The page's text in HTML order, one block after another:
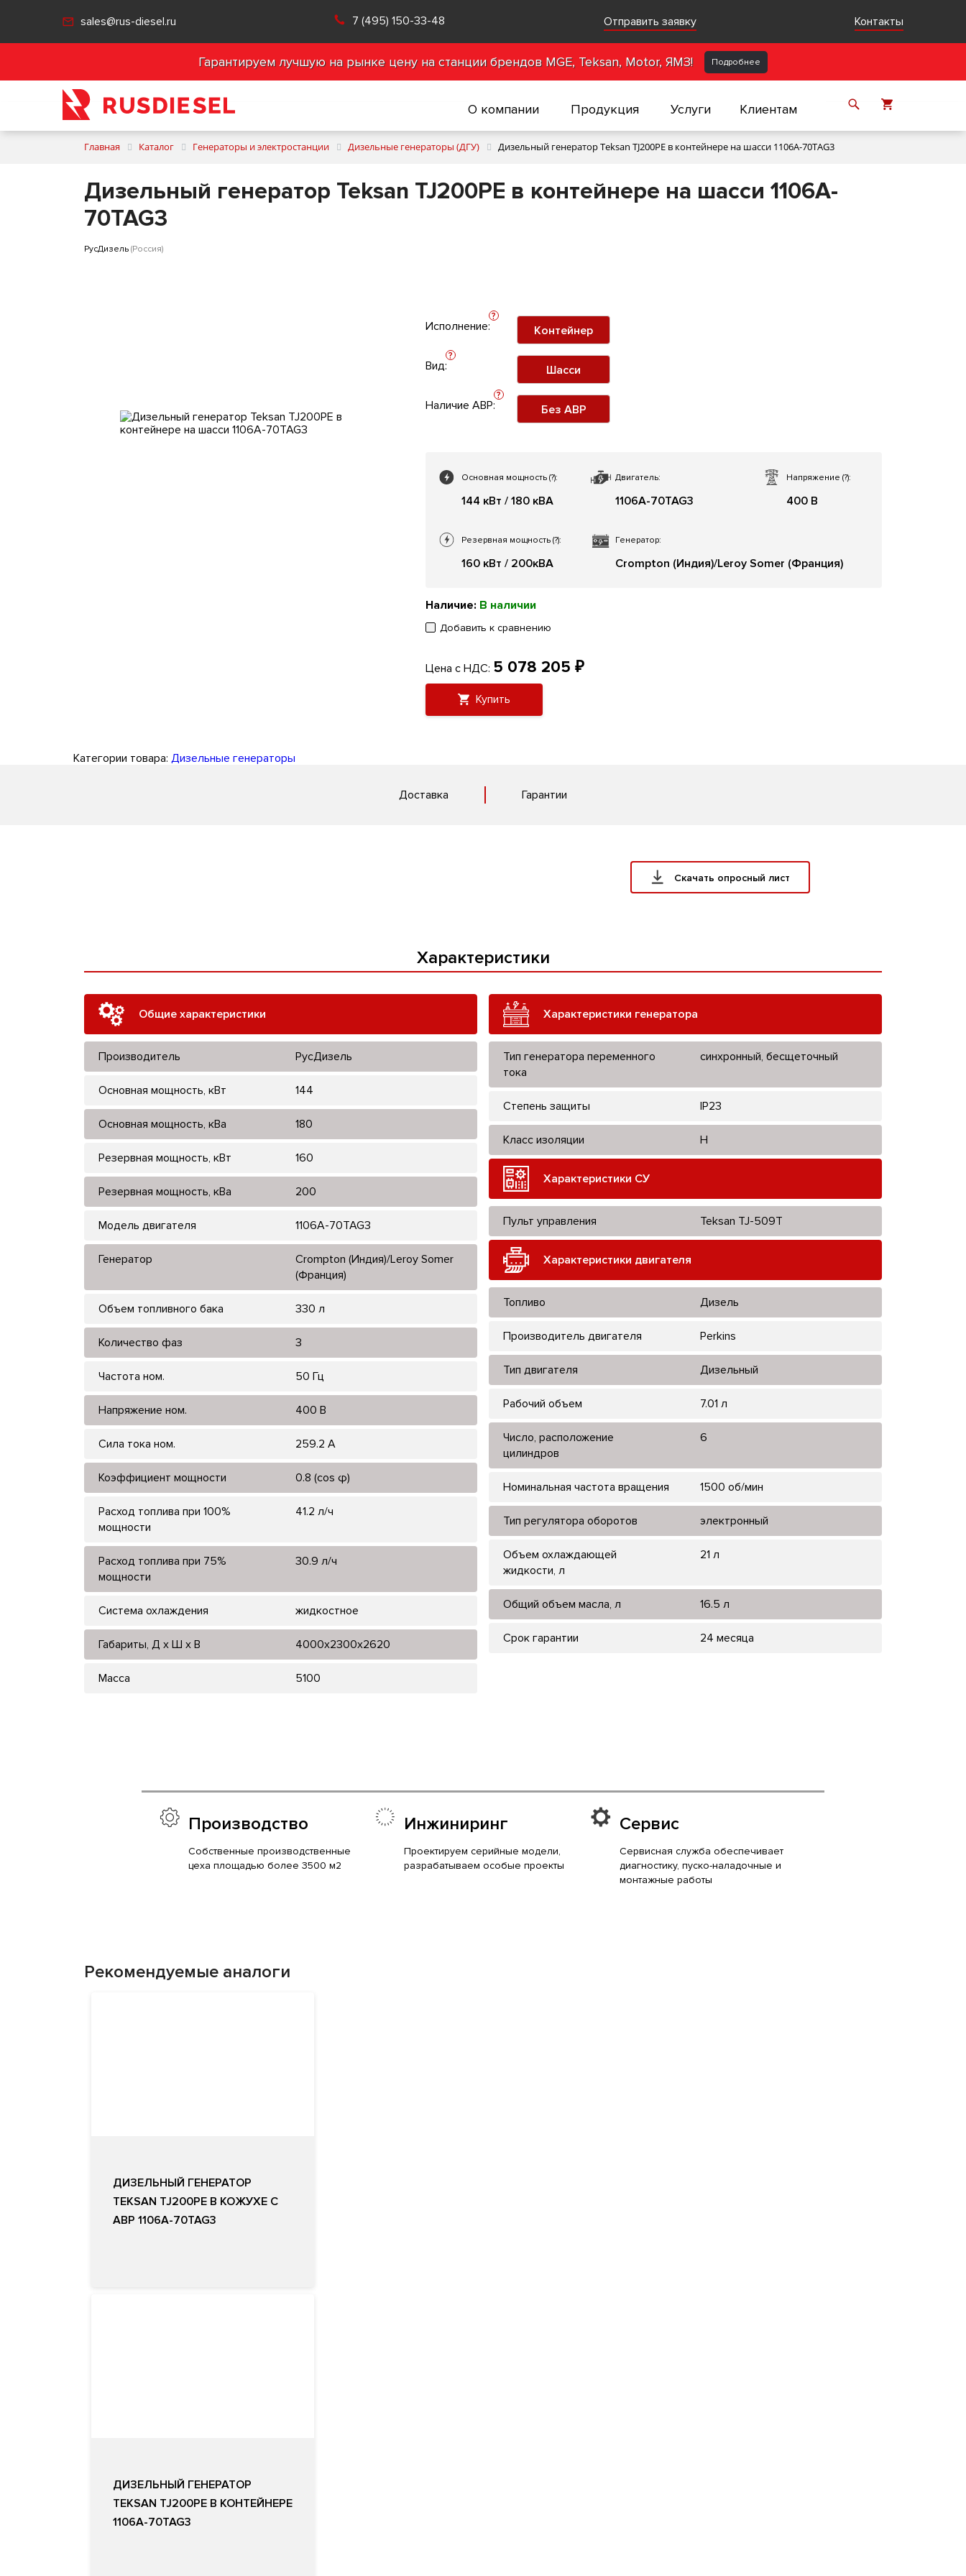
sales@rus-diesel.ru 7 (495) 150-33-48 Отправить заявку Контакты
Гарантируем лучшую на рынке цену на станции брендов MGE, Teksan, Motor, ЯМЗ! Подробнее
О компании Продукция Услуги Клиентам
Главная Каталог Генераторы и электростанции Дизельные генераторы (ДГУ) Дизельный генератор Teksan TJ200PE в контейнере на шасси 1106A-70TAG3
Дизельный генератор Teksan TJ200PE в контейнере на шасси 1106A-
70TAG3
РусДизель (Россия)
Исполнение:
?
Контейнер
Вид:
?
Шасси
Наличие АВР:
?
Без АВР
Основная мощность (?):
144 кВт / 180 кВА
Двигатель:
1106A-70TAG3
Напряжение(?):
400 В
Резервная мощность (?):
160 кВт / 200кВА
Генератор:
Crompton (Индия)/Leroy Somer (Франция)
Наличие: В наличии
Добавить к сравнению
Цена с НДС: 5 078 205 ₽
Купить
Категории товара: Дизельные генераторы
Доставка Гарантии
Скачать опросный лист
Характеристики
Общие характеристики
Производитель РусДизель
Основная мощность, кВт 144
Основная мощность, кВа 180
Резервная мощность, кВт 160
Резервная мощность, кВа 200
Модель двигателя 1106A-70TAG3
Генератор
Crompton (Индия)/Leroy Somer
(Франция)
Объем топливного бака 330 л
Количество фаз 3
Частота ном. 50 Гц
Напряжение ном. 400 В
Сила тока ном. 259.2 А
Коэффициент мощности 0.8 (cos φ)
Расход топлива при 100%
мощности
41.2 л/ч
Расход топлива при 75%
мощности
30.9 л/ч
Система охлаждения жидкостное
Габариты, Д x Ш x В 4000x2300x2620
Масса 5100
Характеристики генератора
Тип генератора переменного
тока
синхронный, бесщеточный
Степень защиты IP23
Класс изоляции H
Характеристики СУ
Пульт управления Teksan TJ-509T
Характеристики двигателя
Топливо Дизель
Производитель двигателя Perkins
Тип двигателя Дизельный
Рабочий объем 7.01 л
Число, расположение
цилиндров
6
Номинальная частота вращения 1500 об/мин
Тип регулятора оборотов электронный
Объем охлаждающей
жидкости, л
21 л
Общий объем масла, л 16.5 л
Срок гарантии 24 месяца
Производство
Собственные производственные
цеха площадью более 3500 м2
Инжиниринг
Проектируем серийные модели,
разрабатываем особые проекты
Сервис
Сервисная служба обеспечивает
диагностику, пуско-наладочные и
монтажные работы
Рекомендуемые аналоги
ДИЗЕЛЬНЫЙ ГЕНЕРАТОР
TEKSAN TJ200PE В КОЖУХЕ С
АВР 1106A-70TAG3
ДИЗЕЛЬНЫЙ ГЕНЕРАТОР
TEKSAN TJ200PE В КОНТЕЙНЕРЕ
1106A-70TAG3